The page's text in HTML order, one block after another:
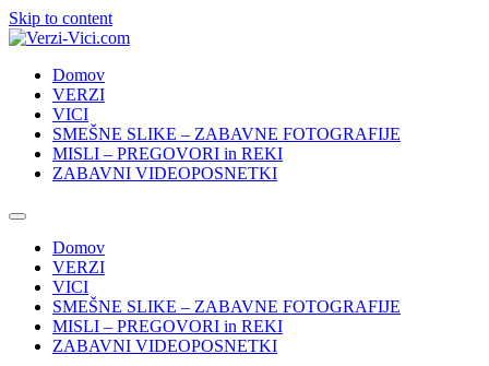
Skip to content
Domov
VERZI
VICI
SMEŠNE SLIKE – ZABAVNE FOTOGRAFIJE
MISLI – PREGOVORI in REKI
ZABAVNI VIDEOPOSNETKI
Domov
VERZI
VICI
SMEŠNE SLIKE – ZABAVNE FOTOGRAFIJE
MISLI – PREGOVORI in REKI
ZABAVNI VIDEOPOSNETKI